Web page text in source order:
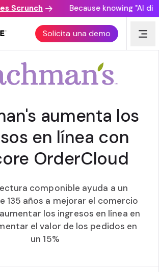
Because knowing "AI
Solicita una demo
HISTORIA DE CLIENTE
aumenta los
en línea con
OrderCloud
componible ayuda a un
135 años a mejorar el comercio
los ingresos en línea en
el valor de los pedidos en
un 15%